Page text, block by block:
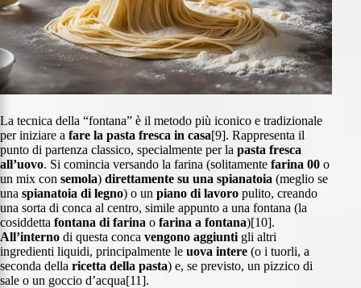
La tecnica della “fontana” è il metodo più iconico e tradizionale
per iniziare a fare la pasta fresca in casa[9]. Rappresenta il
punto di partenza classico, specialmente per la pasta fresca
all’uovo. Si comincia versando la farina (solitamente farina 00 o
un mix con semola) direttamente su una spianatoia (meglio se
una spianatoia di legno) o un piano di lavoro pulito, creando
una sorta di conca al centro, simile appunto a una fontana (la
cosiddetta fontana di farina o farina a fontana)[10].
All’interno di questa conca vengono aggiunti gli altri
ingredienti liquidi, principalmente le uova intere (o i tuorli, a
seconda della ricetta della pasta) e, se previsto, un pizzico di
sale o un goccio d’acqua[11].